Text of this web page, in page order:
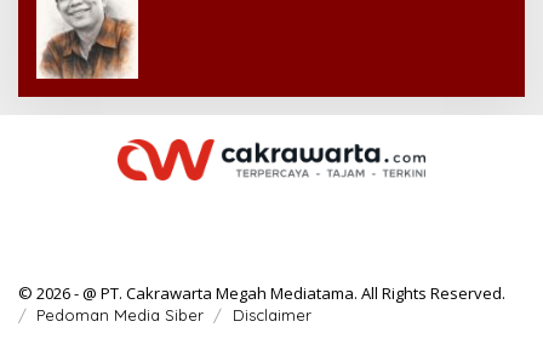
© 2026 - @ PT. Cakrawarta Megah Mediatama. All Rights Reserved.
Pedoman Media Siber Disclaimer